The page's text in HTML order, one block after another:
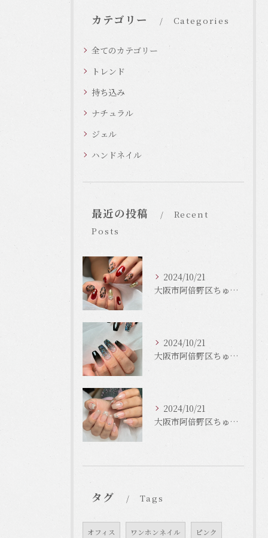
カテゴリー Categories
全てのカテゴリー
トレンド
持ち込み
ナチュラル
ジェル
ハンドネイル
最近の投稿
Recent
Posts
2024/10/21
大阪市阿倍野区ちゅるんネイルはLinonail
2024/10/21
大阪市阿倍野区ちゅるんネイルはLinonail
2024/10/21
大阪市阿倍野区ちゅるんネイルはLinonail
タグ Tags
オフィス ワンホンネイル ピンク